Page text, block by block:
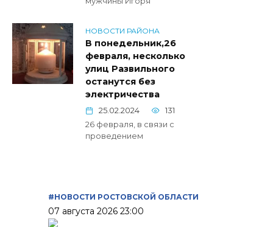
НОВОСТИ РАЙОНА
В понедельник,26
февраля, несколько
улиц Развильного
останутся без
электричества
25.02.2024
131
26 февраля, в связи с
проведением
#НОВОСТИ РОСТОВСКОЙ ОБЛАСТИ
07 августа 2026 23:00